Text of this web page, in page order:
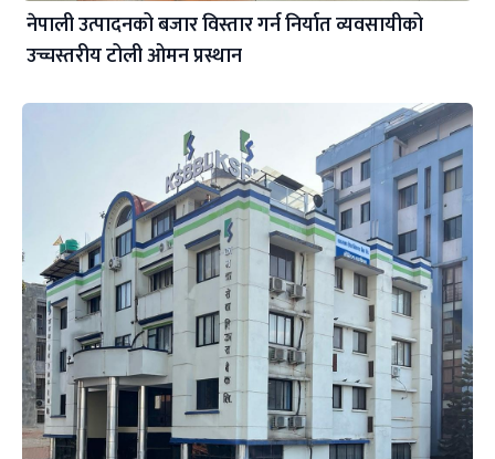
नेपाली उत्पादनको बजार विस्तार गर्न निर्यात व्यवसायीको
उच्चस्तरीय टोली ओमन प्रस्थान